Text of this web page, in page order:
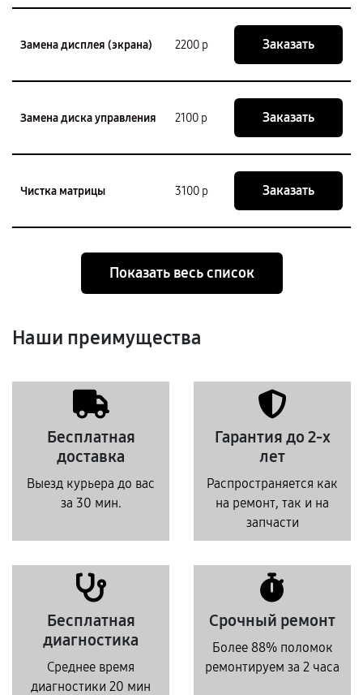
Замена дисплея (экрана) 2200 р Заказать
Замена диска управления 2100 р Заказать
Чистка матрицы 3100 р Заказать
Показать весь список
Наши преимущества
Бесплатная
доставка
Выезд курьера до вас
за 30 мин.
Гарантия до 2-х
лет
Распространяется как
на ремонт, так и на
запчасти
Бесплатная
диагностика
Среднее время
диагностики 20 мин
Срочный ремонт
Более 88% поломок
ремонтируем за 2 часа